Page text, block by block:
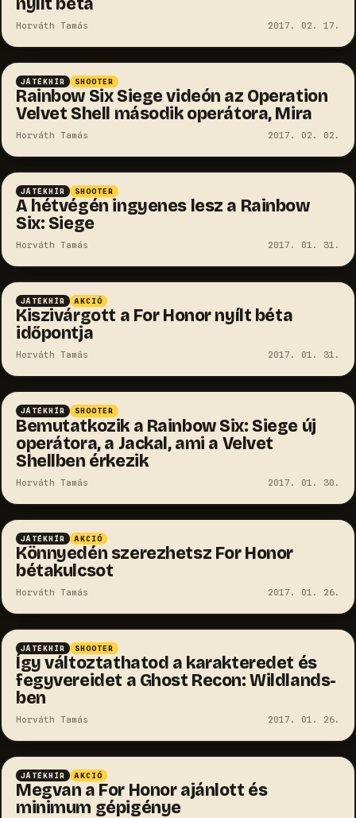
Horváth Tamás 2017. 02. 17.
JÁTÉKHÍR SHOOTER
Rainbow Six Siege videón az Operation
Velvet Shell második operátora, Mira
Horváth Tamás 2017. 02. 02.
JÁTÉKHÍR SHOOTER
A hétvégén ingyenes lesz a Rainbow
Six: Siege
Horváth Tamás 2017. 01. 31.
JÁTÉKHÍR AKCIÓ
Kiszivárgott a For Honor nyílt béta
időpontja
Horváth Tamás 2017. 01. 31.
JÁTÉKHÍR SHOOTER
Bemutatkozik a Rainbow Six: Siege új
operátora, a Jackal, ami a Velvet
Shellben érkezik
Horváth Tamás 2017. 01. 30.
JÁTÉKHÍR AKCIÓ
Könnyedén szerezhetsz For Honor
bétakulcsot
Horváth Tamás 2017. 01. 26.
JÁTÉKHÍR SHOOTER
Így változtathatod a karakteredet és
fegyvereidet a Ghost Recon: Wildlands-
ben
Horváth Tamás 2017. 01. 26.
JÁTÉKHÍR AKCIÓ
Megvan a For Honor ajánlott és
minimum gépigénye